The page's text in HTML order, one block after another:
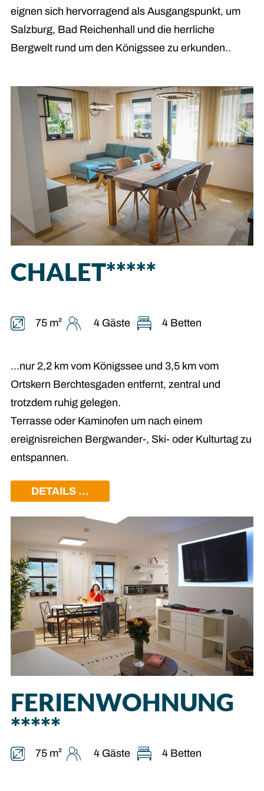
eignen sich hervorragend als Ausgangspunkt, um
Salzburg, Bad Reichenhall und die herrliche
Bergwelt rund um den Königssee zu erkunden..
CHALET*****
75 m² 4 Gäste 4 Betten
...nur 2,2 km vom Königssee und 3,5 km vom
Ortskern Berchtesgaden entfernt, zentral und
trotzdem ruhig gelegen.
Terrasse oder Kaminofen um nach einem
ereignisreichen Bergwander-, Ski- oder Kulturtag zu
entspannen.
DETAILS ...
FERIEN­WOHNUNG
*****
75 m² 4 Gäste 4 Betten